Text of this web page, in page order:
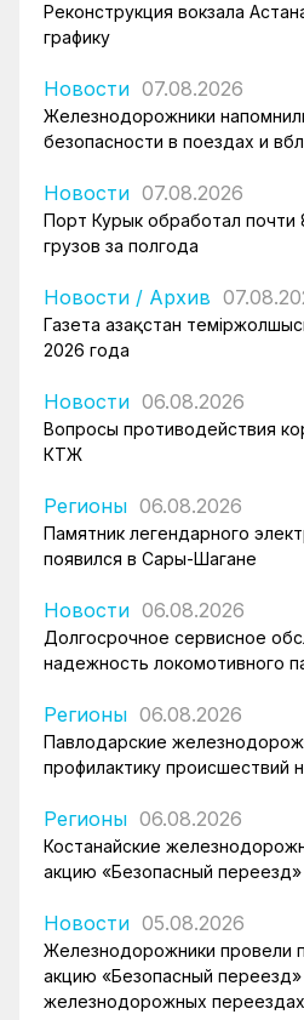
Реконструкция вокзала
графику
Новости 07.08.2026
Железнодорожники
безопасности в поездах и
Новости 07.08.2026
Порт Курык обработал почти
грузов за полгода
Новости / Архив
Газета Қазақстан
2026 года
Новости 06.08.2026
Вопросы противодействия
КТЖ
Регионы 06.08.2026
Памятник легендарного
появился в Сары-Шагане
Новости 06.08.2026
Долгосрочное сервисное
надежность локомотивного
Регионы 06.08.2026
Павлодарские
профилактику происшествий
Регионы 06.08.2026
Костанайские
акцию «Безопасный переезд»
Новости 05.08.2026
Железнодорожники провели
акцию «Безопасный переезд»
железнодорожных переездах